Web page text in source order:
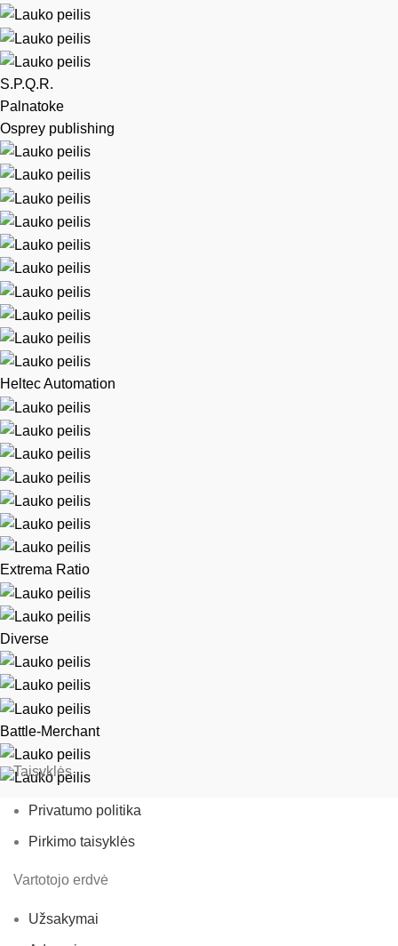
S.P.Q.R.
Palnatoke
Osprey publishing
Heltec Automation
Extrema Ratio
Diverse
Battle-Merchant
Taisyklės
Privatumo politika
Pirkimo taisyklės
Vartotojo erdvė
Užsakymai